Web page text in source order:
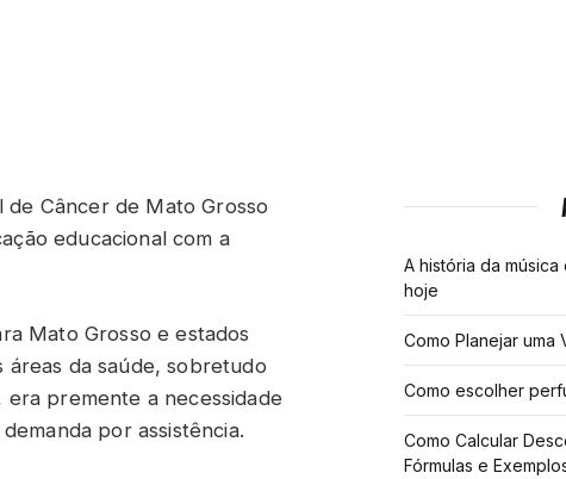
Câncer de Mato Grosso
educacional com a
Mato Grosso e estados
da saúde, sobretudo
era premente a necessidade
por assistência.
A história da
hoje
Como Planejar uma
Como escolher
Como Calcular
Fórmulas e